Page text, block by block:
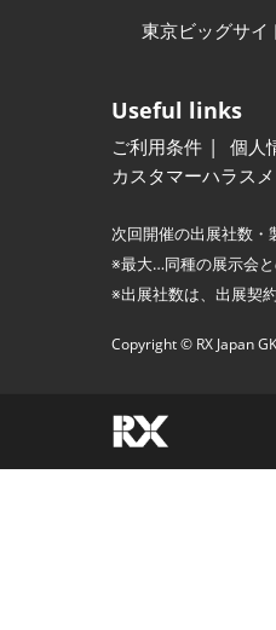
東京ビッグサ
Useful links
ご利用条件 個人
カスタマーハラス
次回開催の出展社数・
※最大…同種の展示会と
※出展社数は、出展契
Copyright © RX Japan GK